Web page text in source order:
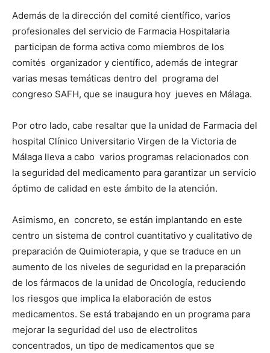
Además de la dirección del comité científico, varios
profesionales del servicio de Farmacia Hospitalaria
participan de forma activa como miembros de los
comités organizador y científico, además de integrar
varias mesas temáticas dentro del programa del
congreso SAFH, que se inaugura hoy jueves en Málaga.
Por otro lado, cabe resaltar que la unidad de Farmacia del
hospital Clínico Universitario Virgen de la Victoria de
Málaga lleva a cabo varios programas relacionados con
la seguridad del medicamento para garantizar un servicio
óptimo de calidad en este ámbito de la atención.
Asimismo, en concreto, se están implantando en este
centro un sistema de control cuantitativo y cualitativo de
preparación de Quimioterapia, y que se traduce en un
aumento de los niveles de seguridad en la preparación
de los fármacos de la unidad de Oncología, reduciendo
los riesgos que implica la elaboración de estos
medicamentos. Se está trabajando en un programa para
mejorar la seguridad del uso de electrolitos
concentrados, un tipo de medicamentos que se